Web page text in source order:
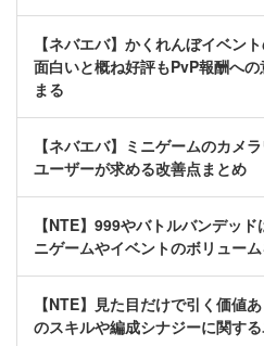
【ネバエバ】かくれんぼイベン
面白いと概ね好評もPvP報酬へ
まる
【ネバエバ】ミニゲームのカメ
ユーザーが求める改善点まとめ
【NTE】999やバトルバンデッ
ニゲームやイベントのボリュー
【NTE】見た目だけで引く価値
のスキルや編成シナジーに関す